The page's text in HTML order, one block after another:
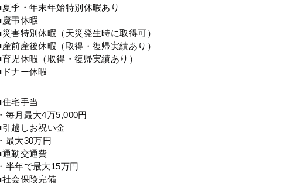
夏季・年末年始特別休暇あり
慶弔休暇
災害特別休暇（天災発生時に取得可）
産前産後休暇（取得・復帰実績あり）
育児休暇（取得・復帰実績あり）
ドナー休暇
住宅手当
毎月最大4万5,000円
引越しお祝い金
最大30万円
通勤交通費
半年で最大15万円
社会保険完備